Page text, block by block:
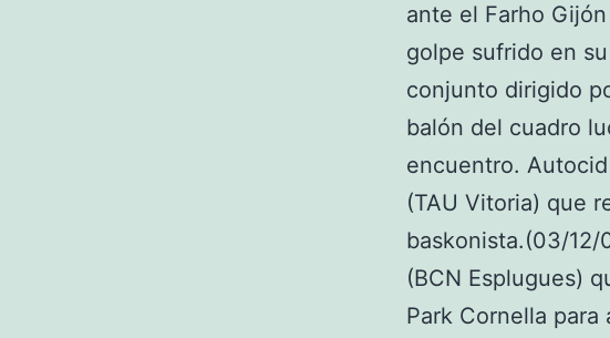
ante el Farho
golpe sufrido en
conjunto dirigido
balón del cuadro
encuentro.
(TAU Vitoria) que
baskonista.(03/12/
(BCN Esplugues)
Park Cornella